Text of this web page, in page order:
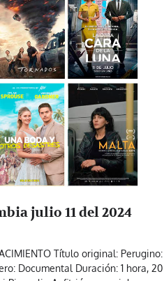
julio 11 del 2024
Título original: Perugino:
Documental Duración: 1 hora, 20